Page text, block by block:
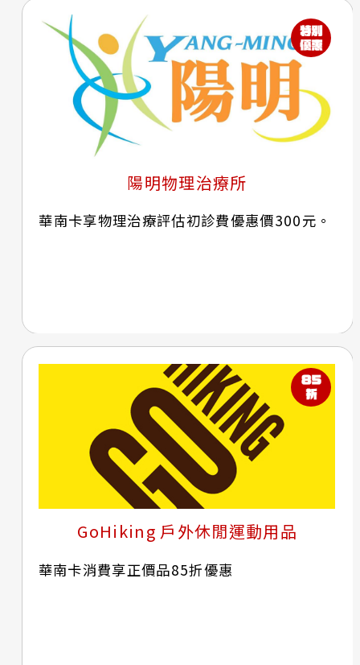
陽明物理治療所
華南卡享物理治療評估初診費優惠價300元。
GoHiking 戶外休閒運動用品
華南卡消費享正價品85折優惠